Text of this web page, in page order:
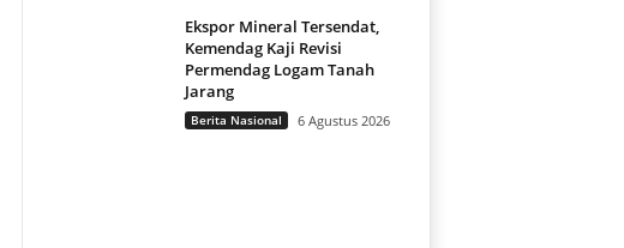
Ekspor Mineral Tersendat,
Kemendag Kaji Revisi
Permendag Logam Tanah
Jarang
Berita Nasional 6 Agustus 2026